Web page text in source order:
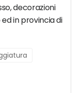
decorazioni
in provincia di